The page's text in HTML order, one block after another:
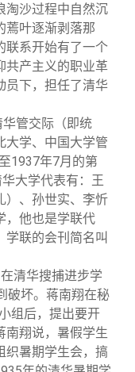
淘沙过程中自然沉
蔫叶逐渐剥落那
联系开始有了一个
共产主义的职业革
员下，担任了清华
管交际（即统
大学、中国大学管
1937年7月的第
大学代表有：王
）、孙世实、李忻
，他也是学联代
学联的会刊简名叫
清华搜捕进步学
破坏。蒋南翔在秘
组后，提出要开
南翔说，暑假学生
织暑期学生会，搞